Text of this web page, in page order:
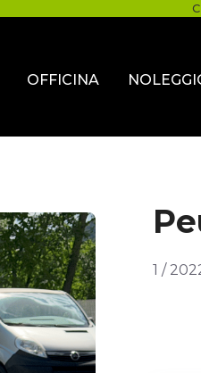
OFFICINA
1 /